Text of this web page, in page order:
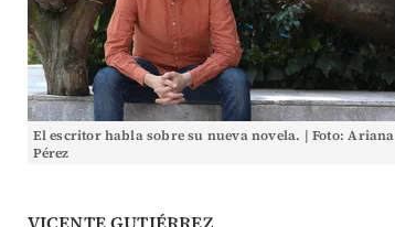
El escritor habla sobre su nueva novela. | Foto: Ariana
Pérez